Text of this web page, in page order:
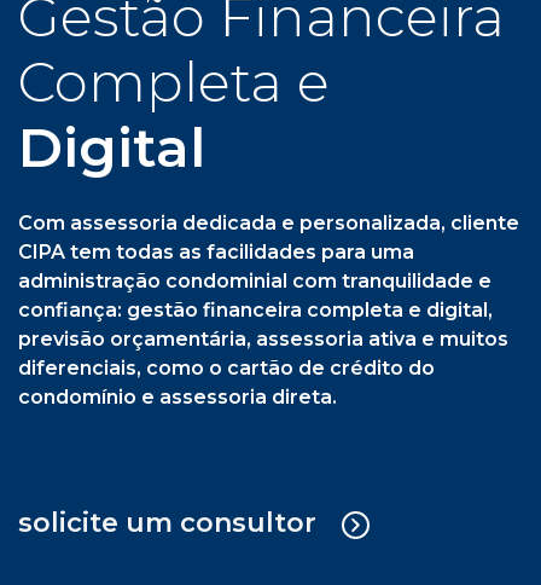
Com assessoria dedicada e personalizada, cliente
CIPA tem todas as facilidades para uma
administração condominial com tranquilidade e
confiança: gestão financeira completa e digital,
previsão orçamentária, assessoria ativa e muitos
condomínio e assessoria direta.
solicite um consultor